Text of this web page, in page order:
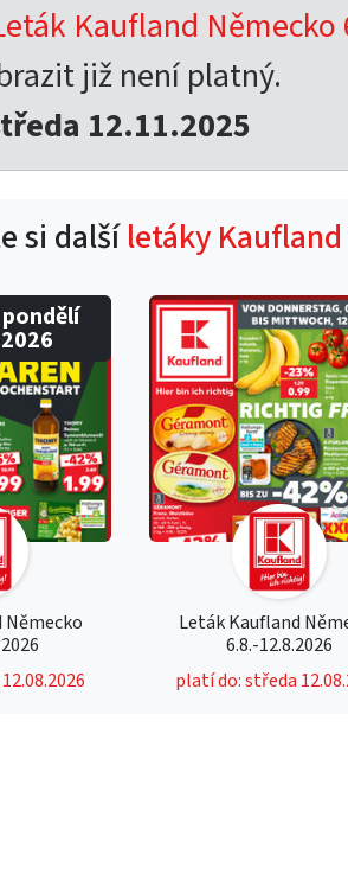
Kaufland Německo
již není platný.
12.11.2025
si dalšíletáky
Německo
Leták Kaufland
6.8.-12.8.2026
platí do: středa